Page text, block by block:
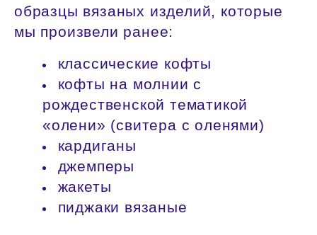
образцы вязаных изделий, которые
мы произвели ранее:
классические кофты
кофты на молнии с
рождественской тематикой
«олени» (свитера с оленями)
кардиганы
джемперы
жакеты
пиджаки вязаные